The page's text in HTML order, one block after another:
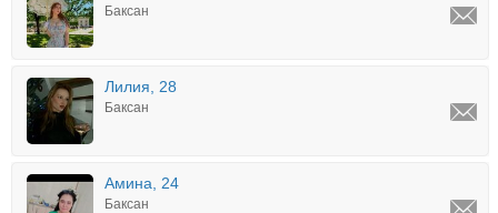
Баксан
Лилия, 28
Баксан
Амина, 24
Баксан